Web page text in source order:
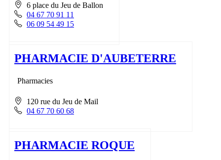
6 place du Jeu de Ballon
04 67 70 91 11
06 09 54 49 15
PHARMACIE D'AUBETERRE
Pharmacies
120 rue du Jeu de Mail
04 67 70 60 68
PHARMACIE ROQUE